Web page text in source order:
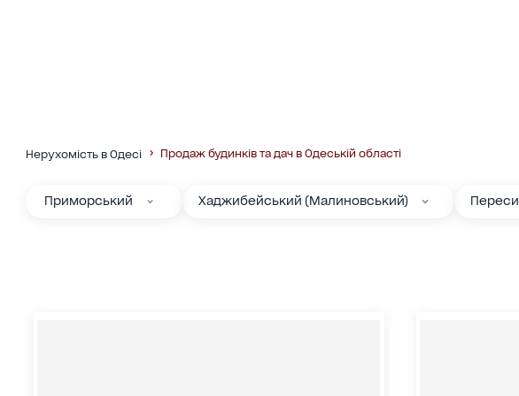
Нерухомість в Одесі Продаж будинків та дач в Одеській області
Приморський Хаджибейський (Малиновський)